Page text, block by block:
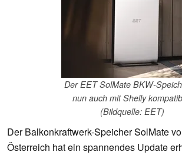
Der EET SolMate BKW-
nun auch mit Shelly
(Bildquelle: EET)
Der Balkonkraftwerk-Speicher SolMate
Österreich hat ein spannendes Update